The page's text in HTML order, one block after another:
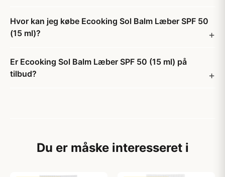
Hvor kan jeg købe Ecooking Sol Balm Læber SPF 50
(15 ml)?
Er Ecooking Sol Balm Læber SPF 50 (15 ml) på
tilbud?
Du er måske interesseret i